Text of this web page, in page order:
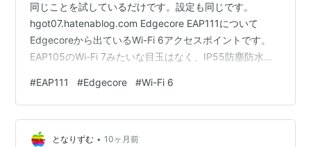
同じことを試しているだけです。設定も同じです。
hgot07.hatenablog.com Edgecore EAP111について
Edgecoreから出ているWi-Fi 6アクセスポイントです。
EAP105のWi-Fi 7みたいな目玉はなく、IP55防塵防水規
性能的にはあまりパッとしません。しかし、あまりコス
トをかけずに数をばら撒きたい用途には良さそうです。
あと、実はこれがOpenRoamingのような公衆無線LAN用
途では重要で、WireGuard VPNによって有線部分の保護
#EAP111 #Edgecore #Wi-Fi 6
となりずむ • 10ヶ月前